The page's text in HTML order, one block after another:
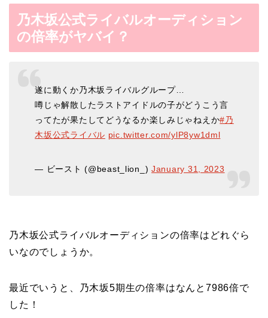
乃木坂公式ライバルオーディション
の倍率がヤバイ？
遂に動くか乃木坂ライバルグループ…
噂じゃ解散したラストアイドルの子がどうこう言
ってたが果たしてどうなるか楽しみじゃねえか#乃
木坂公式ライバル pic.twitter.com/ylP8yw1dml
— ビースト (@beast_lion_)January 31, 2023
乃木坂公式ライバルオーディションの倍率はどれぐら
いなのでしょうか。
最近でいうと、乃木坂5期生の倍率はなんと7986倍で
した！